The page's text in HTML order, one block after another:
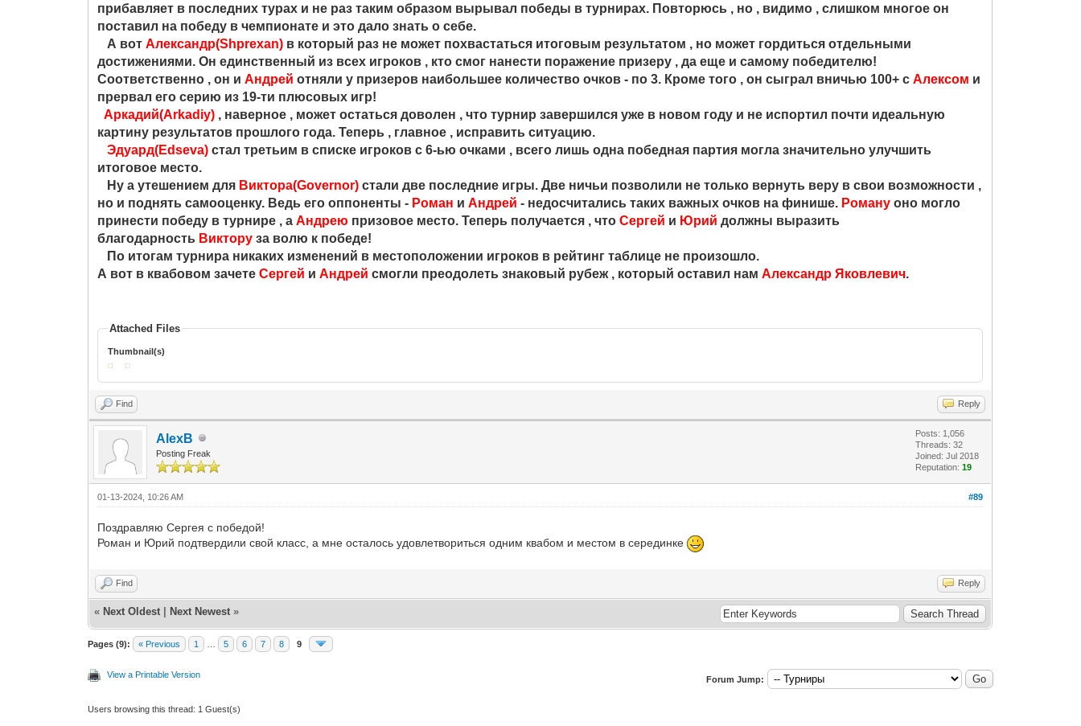
прибавляет в последних турах и не раз таким образом вырывал победы в турнирах. Повторюсь , но , видимо , слишком многое он
поставил на победу в чемпионате и это дало знать о себе.
А вотАлександр(Shprexan) в который раз не может похвастаться итоговым результатом , но может гордиться отдельными
достижениями. Он единственный из всех игроков , кто смог нанести поражение призеру , да еще и самому победителю!
Соответственно , он иАндрей отняли у призеров наибольшее количество очков - по 3. Кроме того , он сыграл вничью 100+ сАлексом и
прервал его серию из 19-ти плюсовых игр!
Аркадий(Arkadiy) , наверное , может остаться доволен , что турнир завершился уже в новом году и не испортил почти идеальную
картину результатов прошлого года. Теперь , главное , исправить ситуацию.
Эдуард(Edseva) стал третьим в списке игроков с 6-ью очками , всего лишь одна победная партия могла значительно улучшить
итоговое место.
Ну а утешением для Виктора(Governor) стали две последние игры. Две ничьи позволили не только вернуть веру в свои возможности ,
но и поднять самооценку. Ведь его оппоненты - Роман иАндрей - недосчитались таких важных очков на финише. Роману оно могло
принести победу в турнире , аАндрею призовое место. Теперь получается , чтоСергей и Юрий должны выразить
благодарность Виктору за волю к победе!
По итогам турнира никаких изменений в местоположении игроков в рейтинг таблице не произошло.
А вот в квабовом зачетеСергей иАндрей смогли преодолеть знаковый рубеж , который оставил намАлександр Яковлевич.
Attached Files
Thumbnail(s)
Find Reply
AlexB
Posting Freak
Posts: 1,056
Threads: 32
Joined: Jul 2018
Reputation:19
#89
01-13-2024, 10:26 AM
Поздравляю Сергея с победой!
Роман и Юрий подтвердили свой класс, а мне осталось удовлетвориться одним квабом и местом в серединке
Find Reply
« Next Oldest Next Newest »
Pages (9): « Previous 1 5 6 7 8 9
View a Printable Version Forum Jump:
Users browsing this thread: 1 Guest(s)